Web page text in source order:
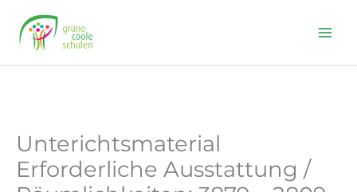
content
Unterichtsmaterial
Erforderliche Ausstattung /